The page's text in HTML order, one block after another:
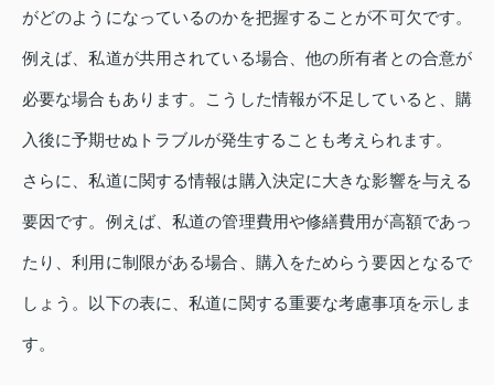
がどのようになっているのかを把握することが不可欠です。
例えば、私道が共用されている場合、他の所有者との合意が
必要な場合もあります。こうした情報が不足していると、購
入後に予期せぬトラブルが発生することも考えられます。
さらに、私道に関する情報は購入決定に大きな影響を与える
要因です。例えば、私道の管理費用や修繕費用が高額であっ
たり、利用に制限がある場合、購入をためらう要因となるで
しょう。以下の表に、私道に関する重要な考慮事項を示しま
す。